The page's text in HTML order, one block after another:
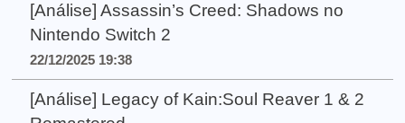
[Análise] Assassin’s Creed: Shadows no
Nintendo Switch 2
22/12/2025 19:38
[Análise] Legacy of Kain:Soul Reaver 1 & 2